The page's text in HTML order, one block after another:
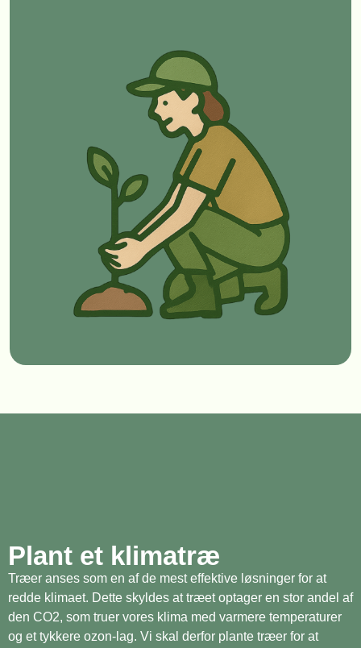
Plant et klimatræ
Træer anses som en af de mest effektive løsninger for at
redde klimaet. Dette skyldes at træet optager en stor andel af
den CO2, som truer vores klima med varmere temperaturer
og et tykkere ozon-lag. Vi skal derfor plante træer for at